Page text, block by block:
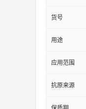
货号
用途
应用范围
抗原来源